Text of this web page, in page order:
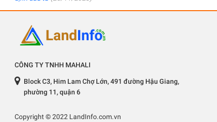
CÔNG TY TNHH MAHALI
Block C3, Him Lam Chợ Lớn, 491 đường Hậu Giang,
phường 11, quận 6
Copyright © 2022 LandInfo.com.vn